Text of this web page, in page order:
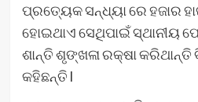
ପ୍ରତ୍ୟେକ ସନ୍ଧ୍ୟା ରେ ହଜାର
ହୋଇଥାଏ ସେଥିପାଇଁ ସ୍ଥାନୀୟ
ଶାନ୍ତି ଶୃଙ୍ଖଳା ରକ୍ଷା କରିଥାନ୍ତି
କହିଛନ୍ତି l